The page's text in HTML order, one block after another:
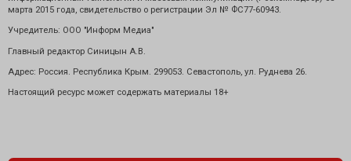
марта 2015 года, свидетельство о регистрации Эл № ФС77-60943.
Учредитель: ООО "Информ Медиа"
Главный редактор Синицын А.В.
Адрес: Россия. Республика Крым. 299053. Севастополь, ул. Руднева 26.
Настоящий ресурс может содержать материалы 18+